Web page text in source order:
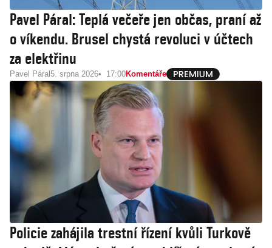
Pavel Páral: Teplá večeře jen občas, praní až
o víkendu. Brusel chystá revoluci v účtech
za elektřinu
Pavel Páral 5. srpna 2026 17:00Komentáře
Policie zahájila trestní řízení kvůli Turkově